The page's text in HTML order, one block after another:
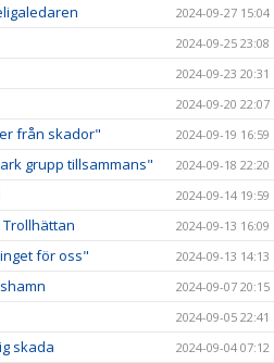
2024-09-27 15:04
2024-09-25 23:08
2024-09-23 20:31
2024-09-20 22:07
från skador" 2024-09-19 16:59
grupp tillsammans" 2024-09-18 22:20
2024-09-14 19:59
2024-09-13 16:09
för oss" 2024-09-13 14:13
2024-09-07 20:15
2024-09-05 22:41
skada 2024-09-04 07:12